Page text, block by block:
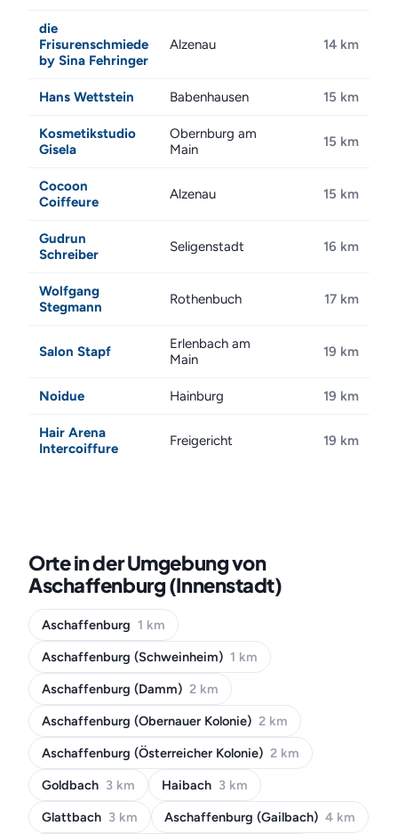
die
Frisurenschmiede
by Sina Fehringer
Alzenau 14 km
Hans Wettstein Babenhausen 15 km
Kosmetikstudio
Gisela
Obernburg am
Main
15 km
Cocoon
Coiffeure
Alzenau 15 km
Gudrun
Schreiber
Seligenstadt 16 km
Wolfgang
Stegmann
Rothenbuch 17 km
Salon Stapf
Erlenbach am
Main
19 km
Noidue Hainburg 19 km
Hair Arena
Intercoiffure
Freigericht 19 km
Orte in der Umgebung von
Aschaffenburg (Innenstadt)
Aschaffenburg 1 km
Aschaffenburg (Schweinheim) 1 km
Aschaffenburg (Damm) 2 km
Aschaffenburg (Obernauer Kolonie) 2 km
Aschaffenburg (Österreicher Kolonie) 2 km
Goldbach 3 km Haibach 3 km
Glattbach 3 km Aschaffenburg (Gailbach) 4 km